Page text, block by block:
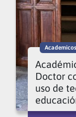
Academicos
Doctor
uso de